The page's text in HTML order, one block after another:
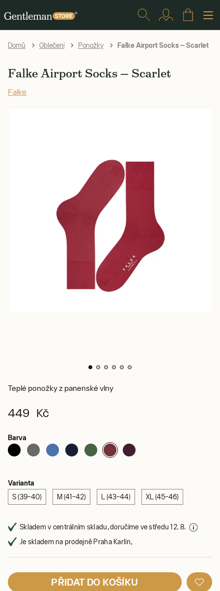
Domů Oblečení Ponožky Falke Airport Socks — Scarlet
Falke Airport Socks — Scarlet
Falke
Teplé ponožky z panenské vlny
449 Kč
Barva
Varianta
S (39–40) M (41–42) L (43–44) XL (45–46)
Skladem v centrálním skladu, doručíme ve středu 12. 8.
Je skladem na prodejně Praha Karlín,
PŘIDAT DO KOŠÍKU